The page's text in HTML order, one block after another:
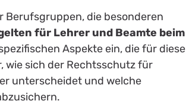
Berufsgruppen, die besonderen
für Lehrer und Beamte beim
Aspekte ein, die für diese
wie sich der Rechtsschutz für
unterscheidet und welche